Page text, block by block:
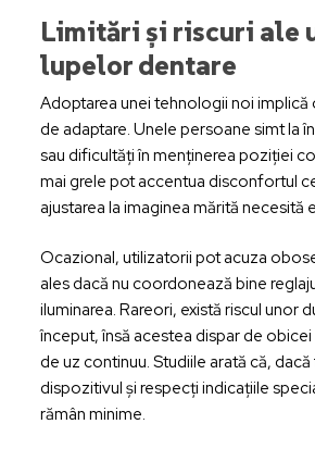
Limitări și riscuri ale
lupelor dentare
Adoptarea unei tehnologii noi implică
de adaptare. Unele persoane simt la
sau dificultăți în menținerea poziției
mai grele pot accentua disconfortul
ajustarea la imaginea mărită necesită
Ocazional, utilizatorii pot acuza
ales dacă nu coordonează bine
iluminarea. Rareori, există riscul unor
început, însă acestea dispar de
de uz continuu. Studiile arată că,
dispozitivul și respecți indicațiile
rămân minime.